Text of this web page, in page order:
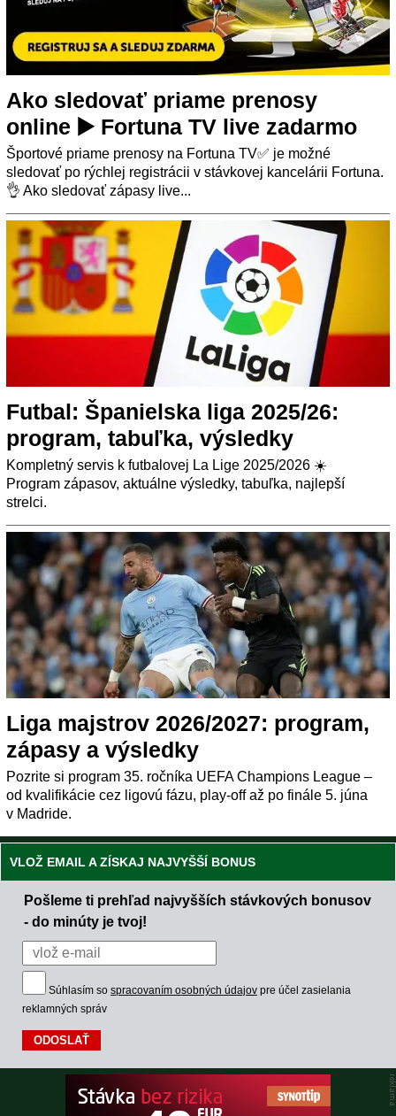
Ako sledovať priame prenosy
online ▶️ Fortuna TV live zadarmo
Športové priame prenosy na Fortuna TV✅ je možné
sledovať po rýchlej registrácii v stávkovej kancelárii Fortuna.
👌 Ako sledovať zápasy live...
Futbal: Španielska liga 2025/26:
program, tabuľka, výsledky
Kompletný servis k futbalovej La Lige 2025/2026 ☀️
Program zápasov, aktuálne výsledky, tabuľka, najlepší
strelci.
Liga majstrov 2026/2027: program,
zápasy a výsledky
Pozrite si program 35. ročníka UEFA Champions League –
od kvalifikácie cez ligovú fázu, play-off až po finále 5. júna
v Madride.
VLOŽ EMAIL A ZÍSKAJ NAJVYŠŠÍ BONUS
Pošleme ti prehľad najvyšších stávkových bonusov
- do minúty je tvoj!
Súhlasím so spracovaním osobných údajov pre účel zasielania
reklamných správ